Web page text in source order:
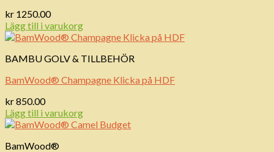
kr 1250.00
Lägg till i varukorg
BAMBU GOLV & TILLBEHÖR
BamWood® Champagne Klicka på HDF
kr850.00
Lägg till i varukorg
BamWood®